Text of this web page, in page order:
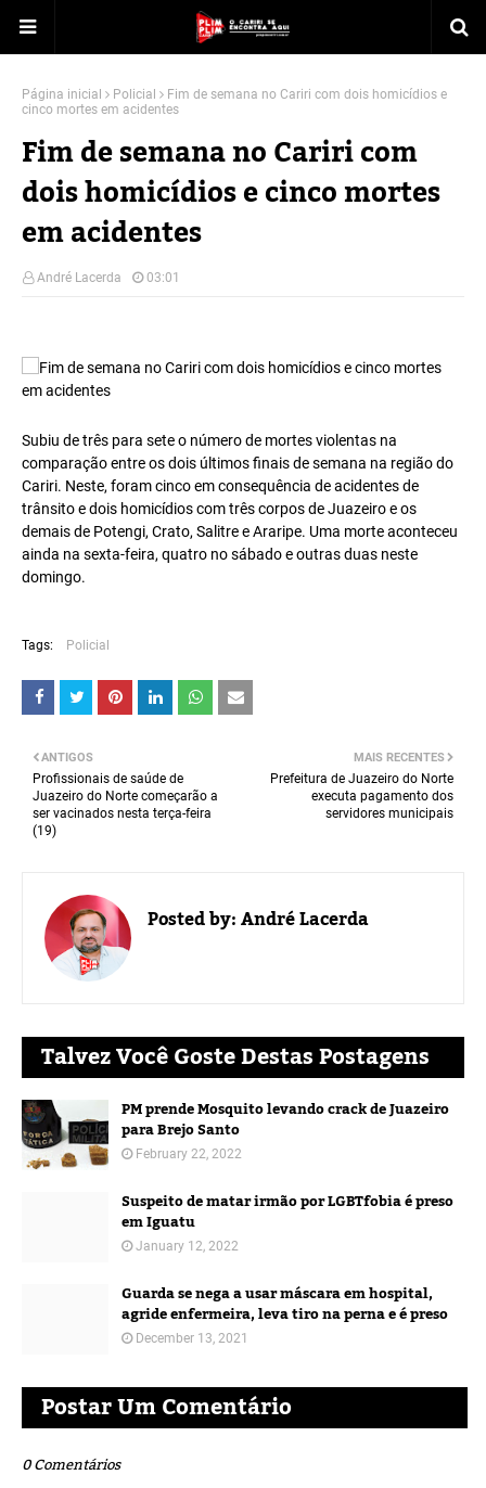
Página inicial Policial
Fim de semana no Cariri com dois homicídios e
cinco mortes em acidentes
Fim de semana no Cariri com
dois homicídios e cinco mortes
em acidentes
André Lacerda 03:01
Subiu de três para sete o número de mortes violentas na
comparação entre os dois últimos finais de semana na região do
Cariri. Neste, foram cinco em consequência de acidentes de
trânsito e dois homicídios com três corpos de Juazeiro e os
demais de Potengi, Crato, Salitre e Araripe. Uma morte aconteceu
ainda na sexta-feira, quatro no sábado e outras duas neste
domingo.
Tags: Policial
MAIS RECENTES
Prefeitura de Juazeiro do Norte
executa pagamento dos
servidores municipais
ANTIGOS
Profissionais de saúde de
Juazeiro do Norte começarão a
ser vacinados nesta terça-feira
(19)
Posted by:André Lacerda
Talvez Você Goste Destas Postagens
PM prende Mosquito levando crack de Juazeiro
para Brejo Santo
February 22, 2022
Suspeito de matar irmão por LGBTfobia é preso
em Iguatu
January 12, 2022
Guarda se nega a usar máscara em hospital,
agride enfermeira, leva tiro na perna e é preso
December 13, 2021
Postar Um Comentário
0 Comentários